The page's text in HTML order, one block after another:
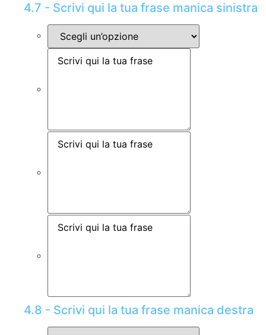
4.7 - Scrivi qui la tua frase manica sinistra
4.8 - Scrivi qui la tua frase manica destra